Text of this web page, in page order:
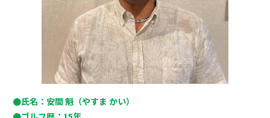
●氏名：安間 魁（やすま かい）